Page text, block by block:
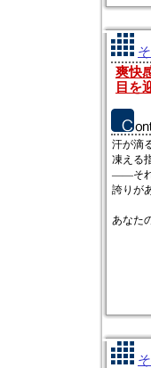
爽快
目を
汗が滴
凍える
――それ
誇りが
あなた